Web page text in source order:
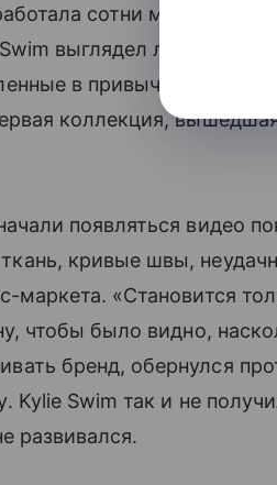
сотни миллионов
выглядел логичным
в привычной
коллекция,
появляться видео
кривые швы,
маркета. «Становится
чтобы было видно,
бренд, обернулся
Kylie Swim так и не
развивался.